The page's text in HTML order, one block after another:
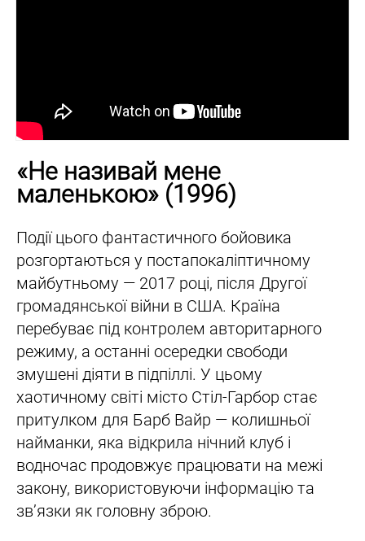
«Не називай мене
маленькою» (1996)
Події цього фантастичного бойовика
розгортаються у постапокаліптичному
майбутньому — 2017 році, після Другої
громадянської війни в США. Країна
перебуває під контролем авторитарного
режиму, а останні осередки свободи
змушені діяти в підпіллі. У цьому
хаотичному світі місто Стіл-Гарбор стає
притулком для Барб Вайр — колишньої
найманки, яка відкрила нічний клуб і
водночас продовжує працювати на межі
закону, використовуючи інформацію та
зв’язки як головну зброю.